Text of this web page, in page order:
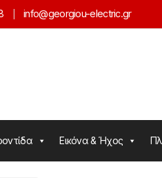
info@georgiou-electric.gr
Εικόνα & Ήχος